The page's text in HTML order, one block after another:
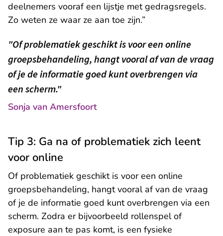
deelnemers vooraf een lijstje met gedragsregels.
Zo weten ze waar ze aan toe zijn.”
"Of problematiek geschikt is voor een online
groepsbehandeling, hangt vooral af van de vraag
of je de informatie goed kunt overbrengen via
een scherm."
Sonja van Amersfoort
Tip 3: Ga na of problematiek zich leent
voor online
Of problematiek geschikt is voor een online
groepsbehandeling, hangt vooral af van de vraag
of je de informatie goed kunt overbrengen via een
scherm. Zodra er bijvoorbeeld rollenspel of
exposure aan te pas komt, is een fysieke